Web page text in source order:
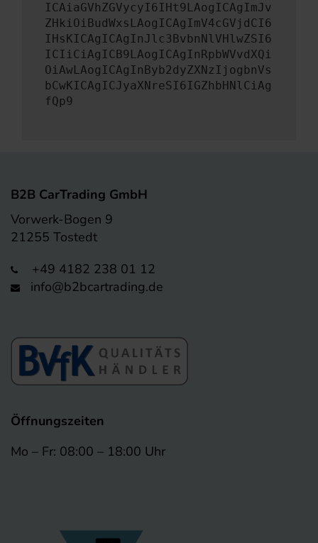
ICAiaGVhZGVycyI6IHt9LAogICAgImJv
ZHkiOiBudWxsLAogICAgImV4cGVjdCI6
IHsKICAgICAgInJlc3BvbnNlVHlwZSI6
ICIiCiAgICB9LAogICAgInRpbWVvdXQi
OiAwLAogICAgInByb2dyZXNzIjogbnVs
bCwKICAgICJyaXNreSI6IGZhbHNlCiAg
fQp9
B2B CarTrading GmbH
Vorwerk-Bogen 9
21255 Tostedt
+49 4182 238 01 12
info@b2bcartrading.de
Öffnungszeiten
Mo – Fr: 08:00 – 18:00 Uhr